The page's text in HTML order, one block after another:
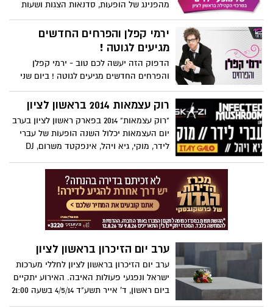
מהפנינג של הופעות, סדנאות הצגות ושעות
סיפור ביופ שלישי 10/6/14 בשעה 17:30 במרכז
קהילה נאות שקמה ובמרכז קהילה יגאל אלון
ביוזמת קרן דנה-ג'דה מחזיקת תיק תרבות.
ירמי קפלן והפרחים החדשים
מגיעים לגוטה !
הדפוק הזה יעשה לכם טוב - ירמי קפלן
והפרחים החדשים מגיעים לגוטה ! ביום שני
(12.5) הוא מגיע לגוטה יחד עם להקת הפרחים
החדשים כדי לחגוג שני עשורים לשירים
רוק עצמאות 2014 בראשון לציון
"רוק עצמאות" 2014 בפארק ראשון לציון בערב
יום העצמאות יכלול השנה הופעות של עברי
לידר, מוקי, גיא ויהל, אינפקטד משרום, DJ
ראשון לציון.
ערב יום הזיכרון בראשון לציון
ערב יום הזיכרון בראשון לציון לחללי מערכות
ישראל ונפגעי פעולות האיבה. האירוע יתקיים
ביום ראשון, ד' אייר תשע"ד 4/5/14 בשעה 21:00